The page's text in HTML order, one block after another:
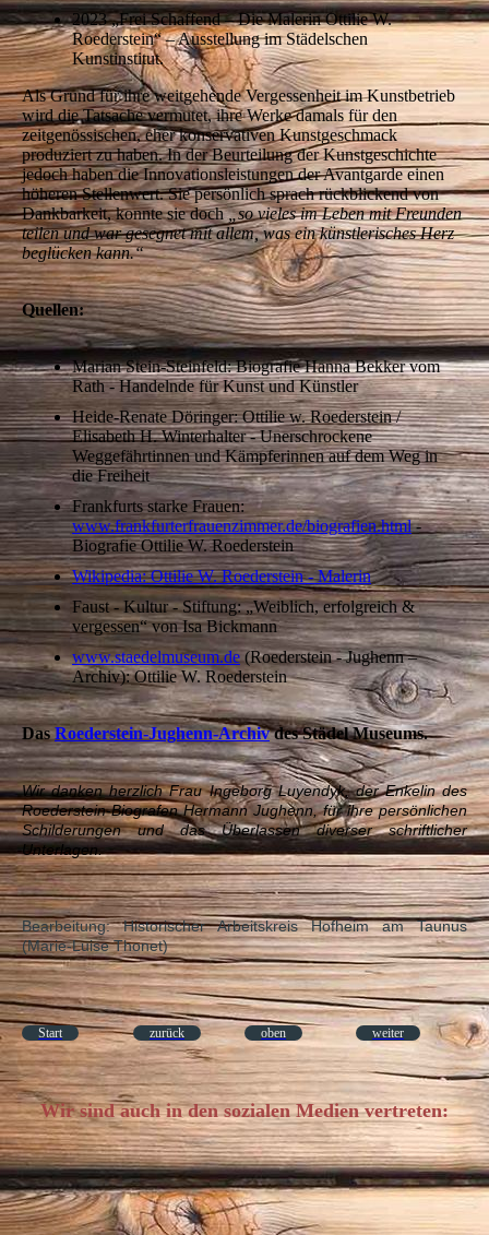
2023 „Frei Schaffend – Die Malerin Ottilie W.
Roederstein“ – Ausstellung im Städelschen
Kunstinstitut.
Als Grund für ihre weitgehende Vergessenheit im Kunstbetrieb
wird die Tatsache vermutet, ihre Werke damals für den
zeitgenössischen, eher konservativen Kunstgeschmack
produziert zu haben. In der Beurteilung der Kunstgeschichte
jedoch haben die Innovationsleistungen der Avantgarde einen
höheren Stellenwert. Sie persönlich sprach rückblickend von
Dankbarkeit, konnte sie doch„so vieles im Leben mit Freunden
teilen und war gesegnet mit allem, was ein künstlerisches Herz
beglücken kann.“
Quellen:
Marian Stein-Steinfeld: Biografie Hanna Bekker vom
Rath - Handelnde für Kunst und Künstler
Heide-Renate Döringer: Ottilie w. Roederstein /
Elisabeth H. Winterhalter - Unerschrockene
Weggefährtinnen und Kämpferinnen auf dem Weg in
die Freiheit
Frankfurts starke Frauen:
www.frankfurterfrauenzimmer.de/biografien.html-
Biografie Ottilie W. Roederstein
Wikipedia: Ottilie W. Roederstein - Malerin
Faust - Kultur - Stiftung: „Weiblich, erfolgreich &
vergessen“ von Isa Bickmann
www.staedelmuseum.de(Roederstein - Jughenn –
Archiv): Ottilie W. Roederstein
DasRoederstein-Jughenn-Archivdes Städel Museums.
Wir danken herzlich Frau Ingeborg Luyendyk, der Enkelin des
Roederstein-Biografen Hermann Jughenn, für ihre persönlichen
Schilderungen und das Überlassen diverser schriftlicher
Unterlagen.
Bearbeitung: Historischer Arbeitskreis Hofheim am Taunus
(Marie-Luise Thonet)
Start zurück oben weiter
Wir sind auch in den sozialen Medien vertreten: